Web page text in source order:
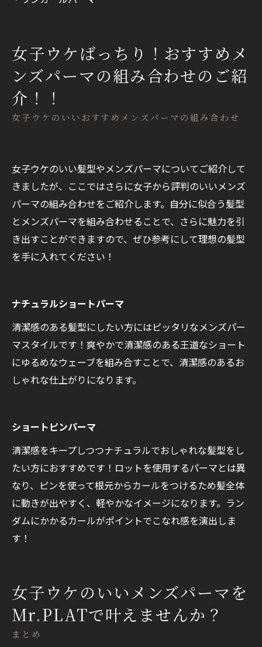
女子ウケのいいおすすめメンズパーマの組み合わせ
女子ウケばっちり！おすすめメ
ンズパーマの組み合わせのご紹
介！！
女子ウケのいい髪型やメンズパーマについてご紹介して
きましたが、ここではさらに女子から評判のいいメンズ
パーマの組み合わせをご紹介します。自分に似合う髪型
とメンズパーマを組み合わせることで、さらに魅力を引
き出すことができますので、ぜひ参考にして理想の髪型
を手に入れてください！
ナチュラルショートパーマ
清潔感のある髪型にしたい方にはピッタリなメンズパー
マスタイルです！爽やかで清潔感のある王道なショート
にゆるめなウェーブを組み合すことで、清潔感のあるお
しゃれな仕上がりになります。
ショートピンパーマ
清潔感をキープしつつナチュラルでおしゃれな髪型をし
たい方におすすめです！ロットを使用するパーマとは異
なり、ピンを使って根元からカールをつけるため髪全体
に動きが出やすく、軽やかなイメージになります。ラン
ダムにかかるカールがポイントでこなれ感を演出しま
す！
まとめ
女子ウケのいいメンズパーマを
Mr.PLATで叶えませんか？